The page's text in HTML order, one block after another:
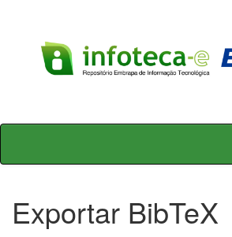
Skip
Exportar BibTeX